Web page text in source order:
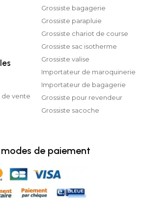
de vente
Grossiste bagagerie
Grossiste parapluie
Grossiste chariot de course
Grossiste sac isotherme
Grossiste valise
Importateur de maroquinerie
Importateur de bagagerie
Grossiste pour revendeur
Grossiste sacoche
modes de paiement